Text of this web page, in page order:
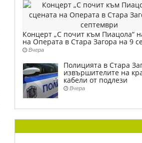
Концерт „С почит към Пиацола“
на Операта в Стара Загора на 9
Вчера
Полицията в Стара
извършителите на
кабели от подлези
Вчера